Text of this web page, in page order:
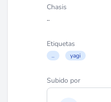
Chasis
..
Etiquetas
.. yagi
Subido por